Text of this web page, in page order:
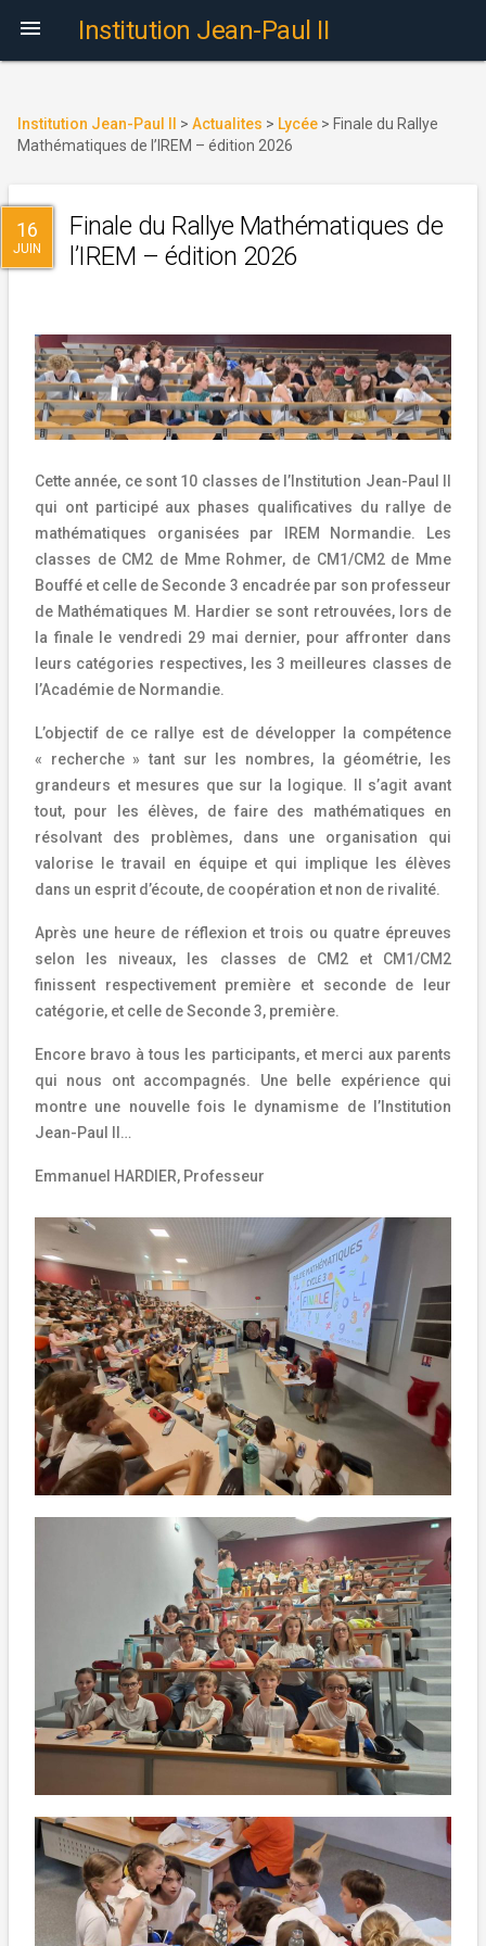
 Institution Jean-Paul II
Institution Jean-Paul II > Actualites > Lycée > Finale du Rallye
Mathématiques de l’IREM – édition 2026
16
JUIN
Finale du Rallye Mathématiques de
l’IREM – édition 2026
Cette année, ce sont 10 classes de l’Institution Jean-Paul II
qui ont participé aux phases qualificatives du rallye de
mathématiques organisées par IREM Normandie. Les
classes de CM2 de Mme Rohmer, de CM1/CM2 de Mme
Bouffé et celle de Seconde 3 encadrée par son professeur
de Mathématiques M. Hardier se sont retrouvées, lors de
la finale le vendredi 29 mai dernier, pour affronter dans
leurs catégories respectives, les 3 meilleures classes de
l’Académie de Normandie.
L’objectif de ce rallye est de développer la compétence
« recherche » tant sur les nombres, la géométrie, les
grandeurs et mesures que sur la logique. Il s’agit avant
tout, pour les élèves, de faire des mathématiques en
résolvant des problèmes, dans une organisation qui
valorise le travail en équipe et qui implique les élèves
dans un esprit d’écoute, de coopération et non de rivalité.
Après une heure de réflexion et trois ou quatre épreuves
selon les niveaux, les classes de CM2 et CM1/CM2
finissent respectivement première et seconde de leur
catégorie, et celle de Seconde 3, première.
Encore bravo à tous les participants, et merci aux parents
qui nous ont accompagnés. Une belle expérience qui
montre une nouvelle fois le dynamisme de l’Institution
Jean-Paul II…
Emmanuel HARDIER, Professeur